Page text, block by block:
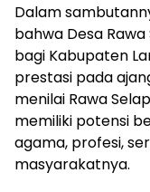
Dalam
bahwa Desa
bagi Kabupaten
prestasi pada
menilai Rawa
memiliki potensi
agama, profesi,
masyarakatnya.